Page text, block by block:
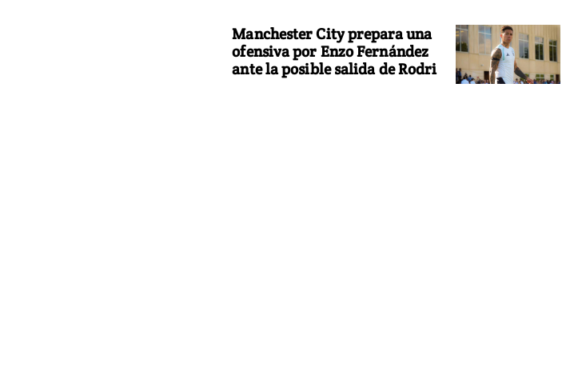
Manchester City prepara una
ofensiva por Enzo Fernández
ante la posible salida de Rodri